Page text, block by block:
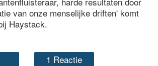
van onze menselijke driften' komt
Haystack.
1 Reactie